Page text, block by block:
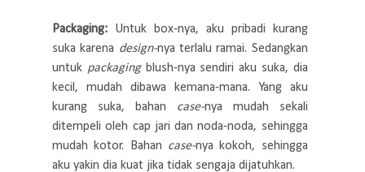
Packaging: Untuk box-nya, aku pribadi kurang
suka karena design-nya terlalu ramai. Sedangkan
untuk packaging blush-nya sendiri aku suka, dia
kecil, mudah dibawa kemana-mana. Yang aku
kurang suka, bahan case-nya mudah sekali
ditempeli oleh cap jari dan noda-noda, sehingga
mudah kotor. Bahan case-nya kokoh, sehingga
aku yakin dia kuat jika tidak sengaja dijatuhkan.